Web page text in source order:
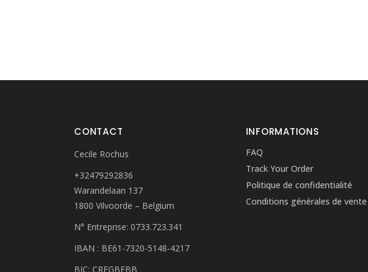
CONTACT
Cecile Rochus
+32479292836
Warandelaan 137
1800 Vilvoorde – Belgium
N° Entreprise: 0733.723.341
IBAN : BE61-7320-5148-4217
BIC: CREGBEBB
INFORMATIONS
FAQ
Track Your Order
Politique de confidentialité
Conditions générales de vente